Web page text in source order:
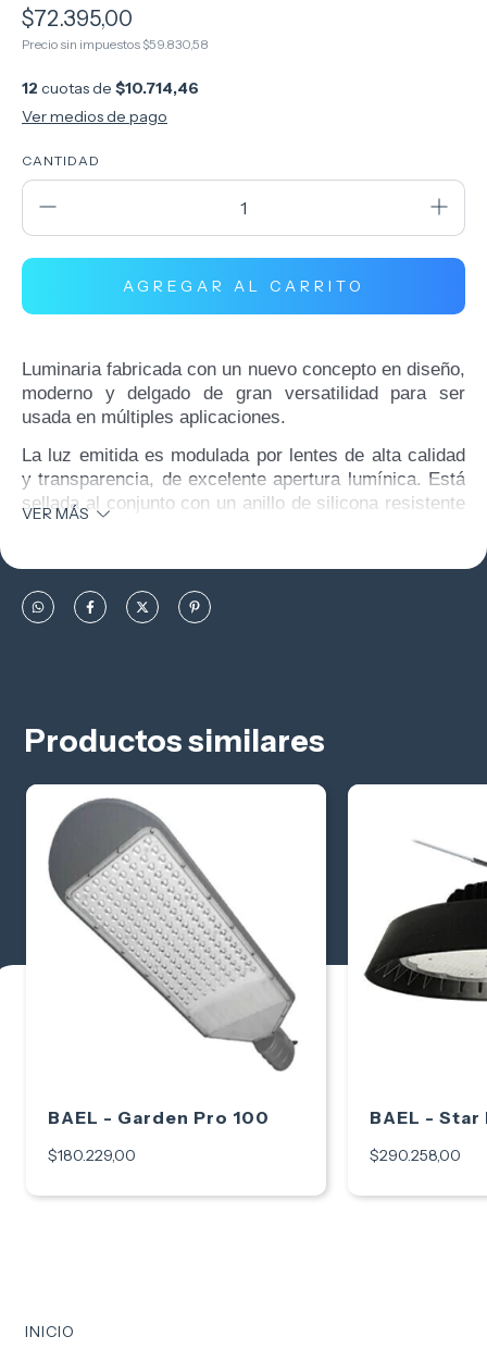
$72.395,00
Precio sin impuestos $59.830,58
12 cuotas de $10.714,46
Ver medios de pago
CANTIDAD
Luminaria fabricada con un nuevo concepto en diseño,
moderno y delgado de gran versatilidad para ser
usada en múltiples aplicaciones.
La luz emitida es modulada por lentes de alta calidad
y transparencia, de excelente apertura lumínica. Está
sellada al conjunto con un anillo de silicona resistente
inoxidable.
Equipada con LEDs de 130 lm/W eficiencia y alta
VER MÁS
Productos similares
BAEL - Garden Pro 100
$180.229,00
BAEL - Star
$290.258,00
INICIO